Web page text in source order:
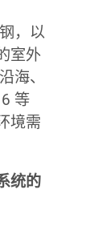
，以
室外
海、
等
境需
统的